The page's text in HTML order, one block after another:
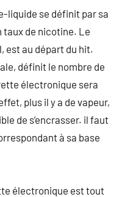
liquide se définit par sa
taux de nicotine. Le
est au départ du hit.
définit le nombre de
électronique sera
plus il y a de vapeur,
de s’encrasser. il faut
à sa base
électronique est tout